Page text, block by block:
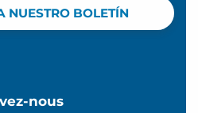
NUESTRO BOLETÍN
nous